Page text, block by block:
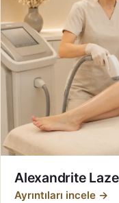
Alexandrite
Ayrıntıları incele →